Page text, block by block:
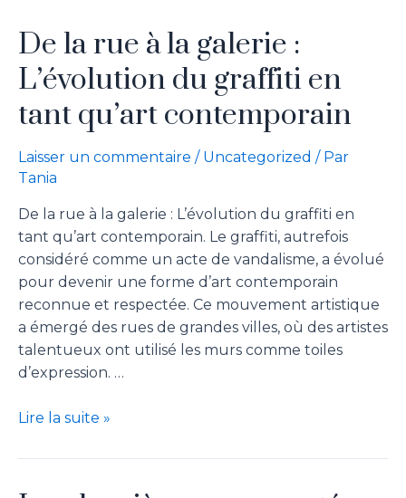
De la rue à la galerie :
L’évolution du graffiti en
tant qu’art contemporain
Laisser un commentaire / Uncategorized / Par
Tania
De la rue à la galerie : L’évolution du graffiti en
tant qu’art contemporain. Le graffiti, autrefois
considéré comme un acte de vandalisme, a évolué
pour devenir une forme d’art contemporain
reconnue et respectée. Ce mouvement artistique
a émergé des rues de grandes villes, où des artistes
talentueux ont utilisé les murs comme toiles
d’expression. …
Lire la suite »